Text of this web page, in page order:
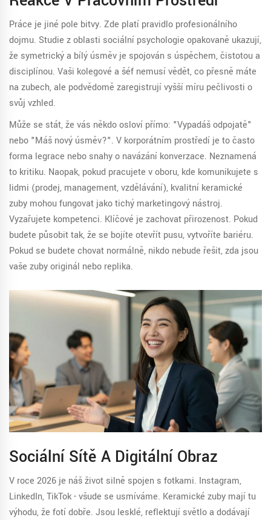
Práce je jiné pole bitvy. Zde platí pravidlo profesionálního
dojmu. Studie z oblasti sociální psychologie opakovaně ukazují,
že symetrický a bílý úsměv je spojován s úspěchem, čistotou a
disciplínou. Vaši kolegové a šéf nemusí vědět, co přesně máte
na zubech, ale podvědomě zaregistrují vyšší míru pečlivosti o
svůj vzhled.
Může se stát, že vás někdo osloví přímo: "Vypadáš odpojatě"
nebo "Máš nový úsměv?". V korporátním prostředí je to často
forma legrace nebo snahy o navázání konverzace. Neznamená
to kritiku. Naopak, pokud pracujete v oboru, kde komunikujete s
lidmi (prodej, management, vzdělávání), kvalitní keramické
zuby mohou fungovat jako tichý marketingový nástroj.
Vyzařujete kompetenci. Klíčové je zachovat přirozenost. Pokud
budete působit tak, že se bojíte otevřít pusu, vytvoříte bariéru.
Pokud se budete chovat normálně, nikdo nebude řešit, zda jsou
vaše zuby originál nebo replika.
Sociální Sítě A Digitální Obraz
V roce 2026 je náš život silně spojen s fotkami. Instagram,
LinkedIn, TikTok - všude se usmíváme. Keramické zuby mají tu
výhodu, že fotí dobře. Jsou lesklé, reflektují světlo a dodávají